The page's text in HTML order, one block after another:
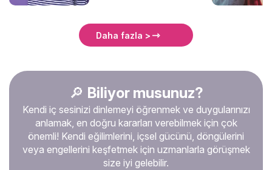
düşünce. Belki de en büyük
kusurum bu aşırı
veriyor, ve hayat onlar için
de zorlaşıyor. Beni bir
prenses gibi mi büyüttüler?
Gereksinimlerimin gözden
geçirilmesi gerekir mi? Bu
kronik tatminsizlik nereden
geliyor? İşte açıklaması.
Daha fazla >
🔎 Biliyor musunuz?
Kendi iç sesinizi dinlemeyi öğrenmek ve duygularınızı
anlamak, en doğru kararları verebilmek için çok
önemli! Kendi eğilimlerini, içsel gücünü, döngülerini
veya engellerini keşfetmek için uzmanlarla görüşmek
size iyi gelebilir.